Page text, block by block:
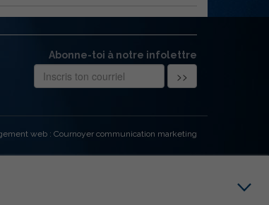
Abonne-toi à notre infolettre
web : Cournoyer communication marketing